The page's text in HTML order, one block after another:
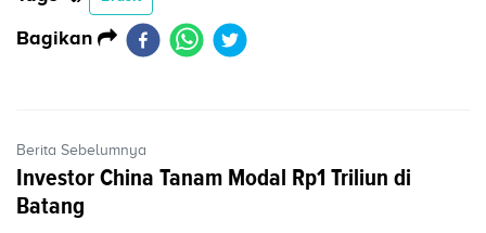
Bagikan
Berita Sebelumnya
Investor China Tanam Modal Rp1 Triliun di
Batang